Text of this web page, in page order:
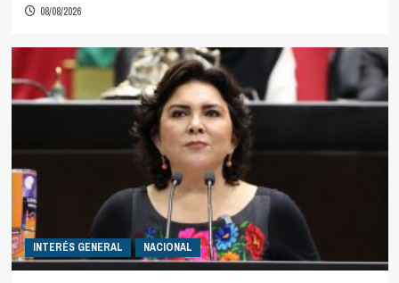
08/08/2026
INTERÉS GENERAL NACIONAL